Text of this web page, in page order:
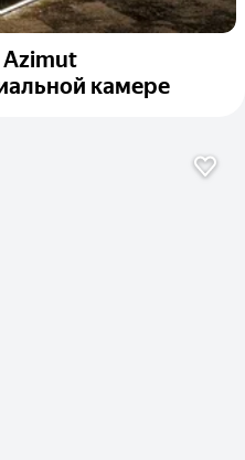
Azimut
камере